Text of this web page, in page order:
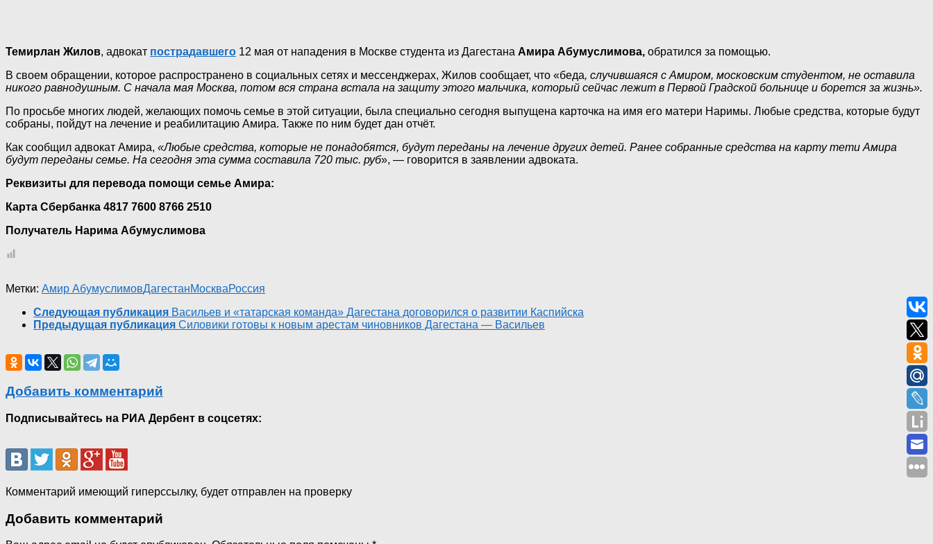
Темирлан Жилов, адвокат пострадавшего 12 мая от нападения в Москве студента из Дагестана Амира Абумуслимова, обратился за помощью.
В своем обращении, которое распространено в социальных сетях и мессенджерах, Жилов сообщает, что «беда, случившаяся с Амиром, московским студентом, не оставила
никого равнодушным. С начала мая Москва, потом вся страна встала на защиту этого мальчика, который сейчас лежит в Первой Градской больнице и борется за жизнь».
По просьбе многих людей, желающих помочь семье в этой ситуации, была специально сегодня выпущена карточка на имя его матери Наримы. Любые средства, которые будут
собраны, пойдут на лечение и реабилитацию Амира. Также по ним будет дан отчёт.
Как сообщил адвокат Амира, «Любые средства, которые не понадобятся, будут переданы на лечение других детей. Ранее собранные средства на карту тети Амира
будут переданы семье. На сегодня эта сумма составила 720 тыс. руб», — говорится в заявлении адвоката.
Реквизиты для перевода помощи семье Амира:
Карта Сбербанка 4817 7600 8766 2510
Получатель Нарима Абумуслимова
Метки: Амир АбумуслимовДагестанМоскваРоссия
Следующая публикация Васильев и «татарская команда» Дагестана договорился о развитии Каспийска
Предыдущая публикация Силовики готовы к новым арестам чиновников Дагестана — Васильев
Добавить комментарий
Подписывайтесь на РИА Дербент в соцсетях:
Комментарий имеющий гиперссылку, будет отправлен на проверку
Добавить комментарий